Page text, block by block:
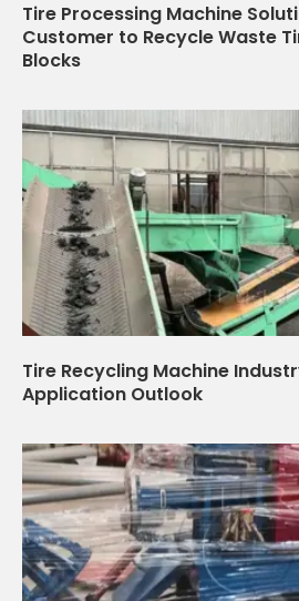
Tire Processing Machine
Customer to Recycle Waste
Blocks
Tire Recycling Machine
Application Outlook